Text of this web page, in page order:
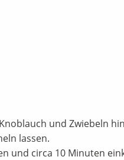
und Zwiebeln
lassen.
und circa 10 Minuten